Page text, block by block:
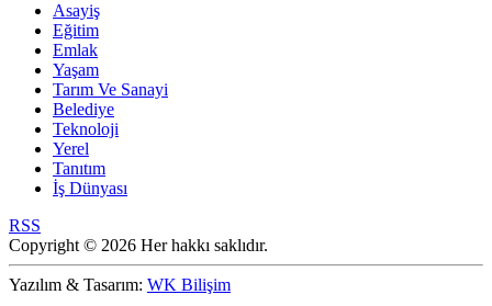
Asayiş
Eğitim
Emlak
Yaşam
Tarım Ve Sanayi
Belediye
Teknoloji
Yerel
Tanıtım
İş Dünyası
RSS
Copyright © 2026 Her hakkı saklıdır.
Yazılım & Tasarım: WK Bilişim